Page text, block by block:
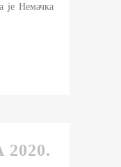
је Немачка